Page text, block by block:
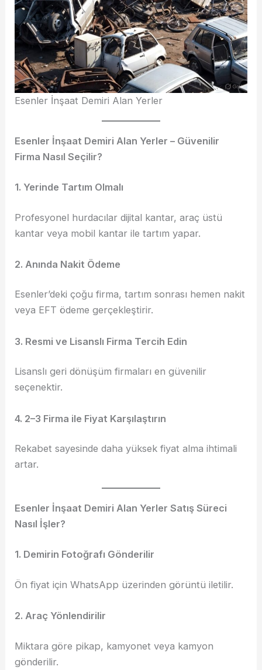
Esenler İnşaat Demiri Alan Yerler
Esenler İnşaat Demiri Alan Yerler – Güvenilir
Firma Nasıl Seçilir?
1. Yerinde Tartım Olmalı
Profesyonel hurdacılar dijital kantar, araç üstü
kantar veya mobil kantar ile tartım yapar.
2. Anında Nakit Ödeme
Esenler’deki çoğu firma, tartım sonrası hemen nakit
veya EFT ödeme gerçekleştirir.
3. Resmi ve Lisanslı Firma Tercih Edin
Lisanslı geri dönüşüm firmaları en güvenilir
seçenektir.
4. 2–3 Firma ile Fiyat Karşılaştırın
Rekabet sayesinde daha yüksek fiyat alma ihtimali
artar.
Esenler İnşaat Demiri Alan YerlerSatış Süreci
Nasıl İşler?
1. Demirin Fotoğrafı Gönderilir
Ön fiyat için WhatsApp üzerinden görüntü iletilir.
2. Araç Yönlendirilir
Miktara göre pikap, kamyonet veya kamyon
gönderilir.